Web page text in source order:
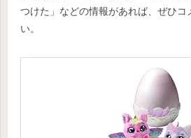
つけた」などの情報があれば、ぜひコ
い。